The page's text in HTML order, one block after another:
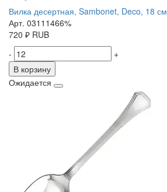
Вилка десертная, Sambonet, Deco, 18 см
Арт. 03111466%
720 ₽ RUB
-
+
В корзину
Ожидается